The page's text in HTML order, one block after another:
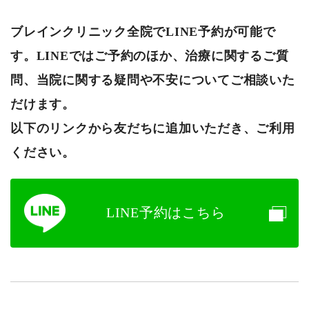
ブレインクリニック全院でLINE予約が可能で
す。LINEではご予約のほか、治療に関するご質
問、当院に関する疑問や不安についてご相談いた
だけます。
以下のリンクから友だちに追加いただき、ご利用
ください。
LINE予約はこちら